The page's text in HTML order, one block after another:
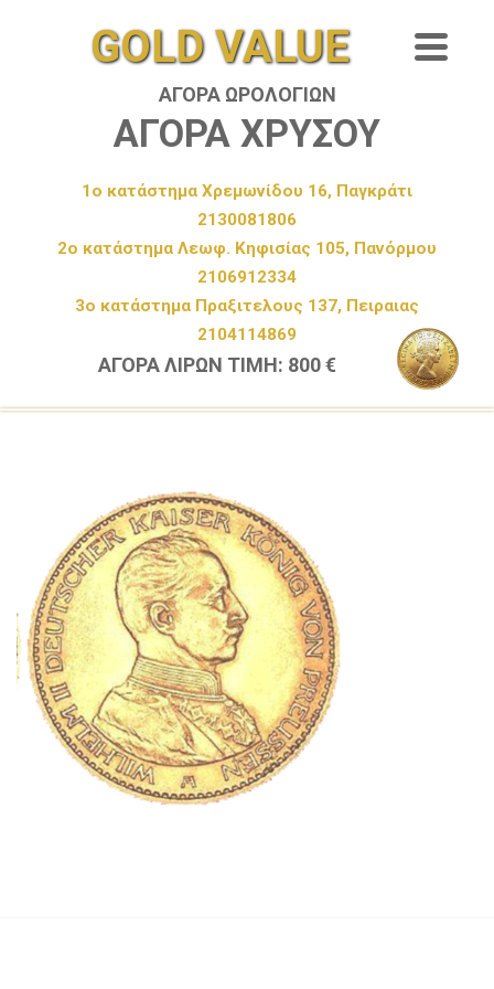
GOLD VALUE
ΑΓΟΡΑ ΩΡΟΛΟΓΙΩΝ
ΑΓΟΡΑ ΧΡΥΣΟΥ
1ο κατάστημα Χρεμωνίδου 16, Παγκράτι
2130081806
2ο κατάστημα Λεωφ. Κηφισίας 105, Πανόρμου
2106912334
3ο κατάστημα Πραξιτελους 137, Πειραιας
2104114869
ΑΓΟΡΑ ΛΙΡΩΝ ΤΙΜΗ: 800 €